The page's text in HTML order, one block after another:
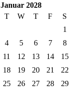
Januar 2028
T W T F
S
1
4 5 6 7
8
11 12 13 14
15
18 19 20 21
22
25 26 27 28
29